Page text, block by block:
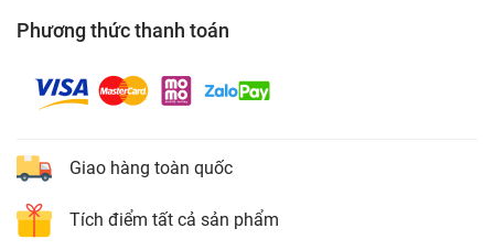
Phương thức thanh toán
Giao hàng toàn quốc
Tích điểm tất cả sản phẩm